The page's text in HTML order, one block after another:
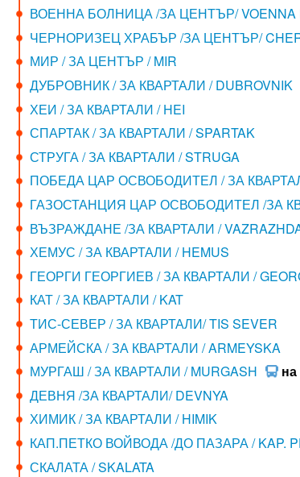
ВОЕННА БОЛНИЦА /ЗА ЦЕНТЪР/ VOENNA
ЧЕРНОРИЗЕЦ ХРАБЪР /ЗА ЦЕНТЪР/
МИР / ЗА ЦЕНТЪР / MIR
ДУБРОВНИК / ЗА КВАРТАЛИ / DUBROVNIK
ХЕИ / ЗА КВАРТАЛИ / HEI
СПАРТАК / ЗА КВАРТАЛИ / SPARTAK
СТРУГА / ЗА КВАРТАЛИ / STRUGA
ПОБЕДА ЦАР ОСВОБОДИТЕЛ / ЗА
ГАЗОСТАНЦИЯ ЦАР ОСВОБОДИТЕЛ /ЗА
ВЪЗРАЖДАНЕ /ЗА КВАРТАЛИ /
ХЕМУС / ЗА КВАРТАЛИ / HEMUS
ГЕОРГИ ГЕОРГИЕВ / ЗА КВАРТАЛИ /
КАТ / ЗА КВАРТАЛИ / KAT
ТИС-СЕВЕР / ЗА КВАРТАЛИ/ TIS SEVER
АРМЕЙСКА / ЗА КВАРТАЛИ / ARMEYSKA
МУРГАШ / ЗА КВАРТАЛИ / MURGASH
ДЕВНЯ /ЗА КВАРТАЛИ/ DEVNYA
ХИМИК / ЗА КВАРТАЛИ / HIMIK
КАП.ПЕТКО ВОЙВОДА /ДО ПАЗАРА / KAP.
СКАЛАТА / SKALATA